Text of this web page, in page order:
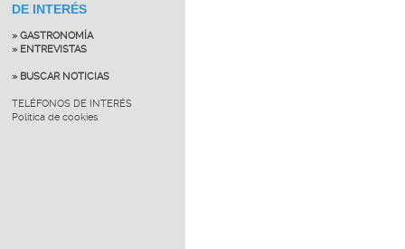
DE INTERÉS
» GASTRONOMÍA
» ENTREVISTAS
» BUSCAR NOTICIAS
TELÉFONOS DE INTERÉS
Política de cookies